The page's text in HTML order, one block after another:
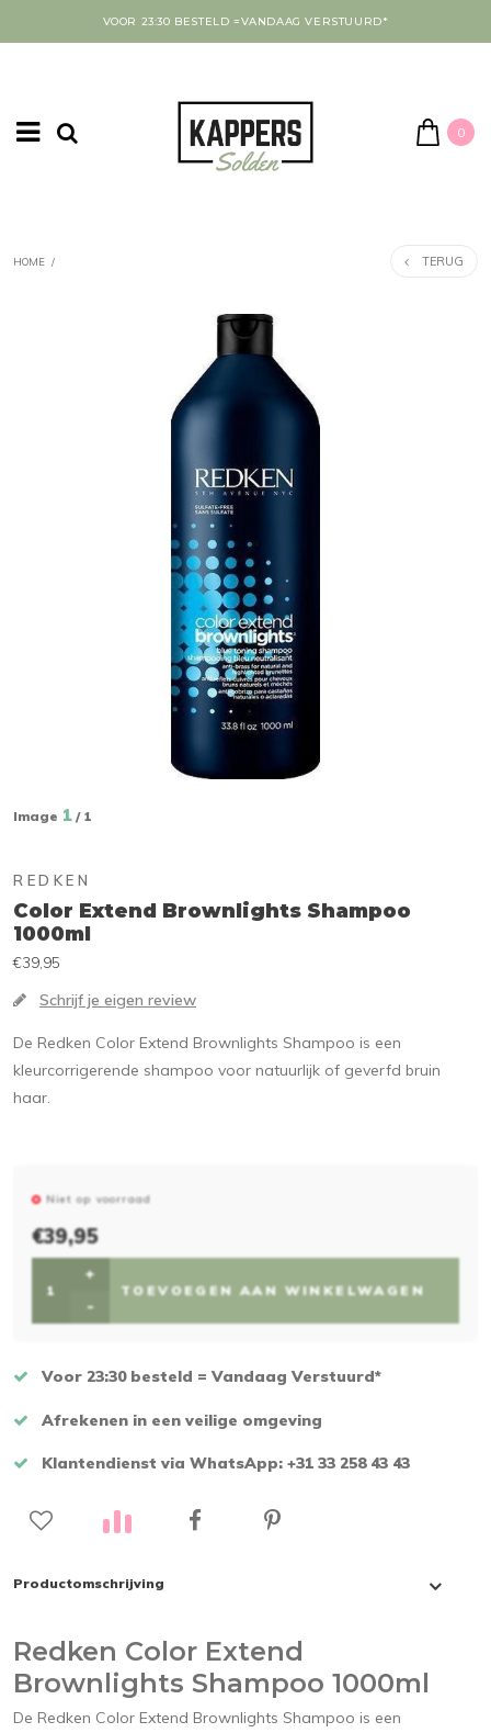
VOOR 23:30 BESTELD =VANDAAG VERSTUURD*
0
HOME / TERUG
Image 1 / 1
REDKEN
Color Extend Brownlights Shampoo
1000ml
€39,95
Schrijf je eigen review
De Redken Color Extend Brownlights Shampoo is een
kleurcorrigerende shampoo voor natuurlijk of geverfd bruin
haar.
Niet op voorraad
€39,95
+
-
TOEVOEGEN AAN WINKELWAGEN
Voor 23:30 besteld = Vandaag Verstuurd*
Afrekenen in een veilige omgeving
Klantendienst via WhatsApp: +31 33 258 43 43
Productomschrijving
Redken Color Extend
Brownlights Shampoo 1000ml
De Redken Color Extend Brownlights Shampoo is een